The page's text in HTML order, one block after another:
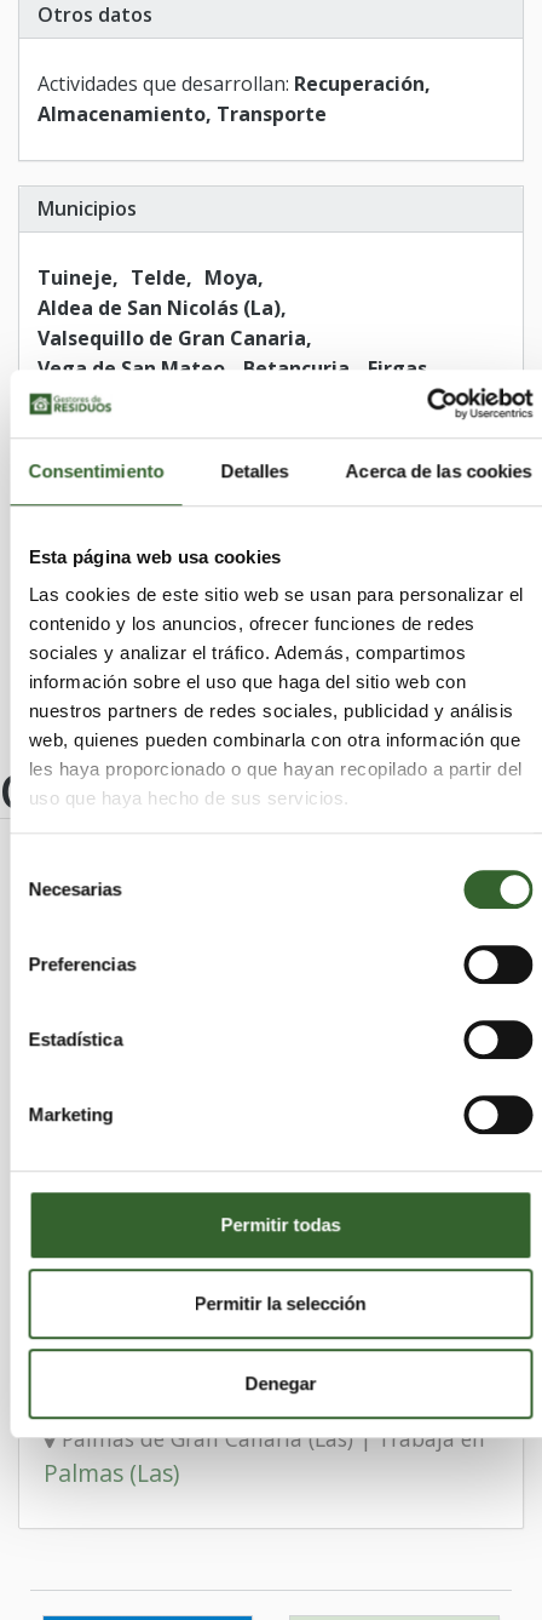
Consentimiento Detalles Acerca de las cookies
Esta página web usa cookies
Las cookies de este sitio web se usan para personalizar el
contenido y los anuncios, ofrecer funciones de redes
sociales y analizar el tráfico. Además, compartimos
información sobre el uso que haga del sitio web con
nuestros partners de redes sociales, publicidad y análisis
web, quienes pueden combinarla con otra información que
les haya proporcionado o que hayan recopilado a partir del
uso que haya hecho de sus servicios.
Necesarias
Preferencias
Estadística
Marketing
Permitir todas
Permitir la selección
Denegar
Otros datos
Actividades que desarrollan: Recuperación,
Almacenamiento, Transporte
Municipios
Tuineje Telde
Moya
Aldea de San Nicolás (La)
Valsequillo de Gran Canaria
Vega de San Mateo
Betancuria
Firgas
Agaete
Santa Lucía de Tirajana
Valleseco
San Bartolomé de Tirajana
Agüimes
Tejeda
Santa Brígida
Santa María de Guía de Gran Canaria
Mogán
San Bartolomé Pájara
Teguise
Teror
Oliva (La) Artenara
Otros centros
COMATVA REFOGEST, S.L.
BIODIESEL LANZAROTE, S.L.
ENRIQUE HERNANDEZ
Palmas (Las)
SERTEGO - LAS PALMAS
Palmas de Gran Canaria (Las) | Trabaja en
Palmas (Las)